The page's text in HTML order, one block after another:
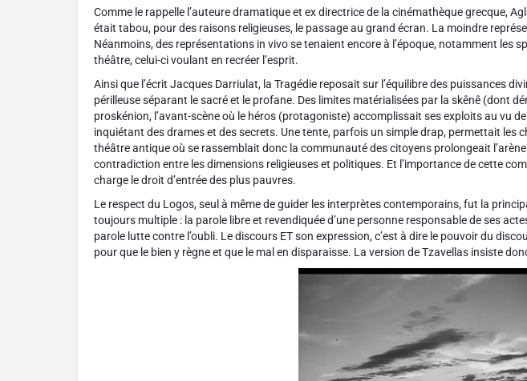
Comme le rappelle l’auteure dramatique et ex directrice de la cinémathèque grecque,
était tabou, pour des raisons religieuses, le passage au grand écran. La moindre
Néanmoins, des représentations in vivo se tenaient encore à l’époque, notamment les
théâtre, celui-ci voulant en recréer l’esprit.
Ainsi que l’écrit Jacques Darriulat, la Tragédie reposait sur l’équilibre des puissances
périlleuse séparant le sacré et le profane. Des limites matérialisées par la skênê (dont
proskénion, l’avant-scène où le héros (protagoniste) accomplissait ses exploits au vu
inquiétant des drames et des secrets. Une tente, parfois un simple drap, permettait
théâtre antique où se rassemblait donc la communauté des citoyens prolongeait
contradiction entre les dimensions religieuses et politiques. Et l’importance de cette
charge le droit d’entrée des plus pauvres.
Le respect du Logos, seul à même de guider les interprètes contemporains, fut la
toujours multiple : la parole libre et revendiquée d’une personne responsable de ses
parole lutte contre l’oubli. Le discours ET son expression, c’est à dire le pouvoir du
pour que le bien y règne et que le mal en disparaisse. La version de Tzavellas insiste